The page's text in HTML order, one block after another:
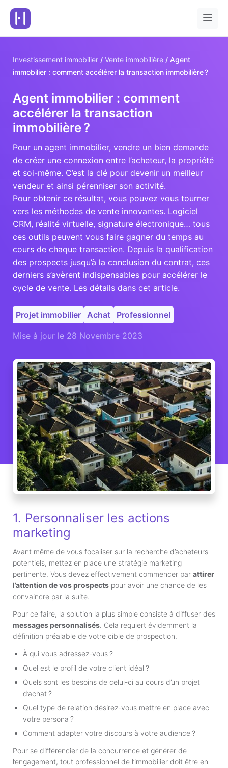
Investissement immobilier Vente immobilière
Agent
immobilier : comment accélérer la transaction immobilière ?
Agent immobilier : comment
accélérer la transaction
immobilière ?
Pour un agent immobilier, vendre un bien demande
de créer une connexion entre l’acheteur, la propriété
et soi-même. C’est la clé pour devenir un meilleur
vendeur et ainsi pérenniser son activité.
Pour obtenir ce résultat, vous pouvez vous tourner
vers les méthodes de vente innovantes. Logiciel
CRM, réalité virtuelle, signature électronique… tous
ces outils peuvent vous faire gagner du temps au
cours de chaque transaction. Depuis la qualification
des prospects jusqu’à la conclusion du contrat, ces
derniers s’avèrent indispensables pour accélérer le
cycle de vente. Les détails dans cet article.
Projet immobilier Achat Professionnel
Mise à jour le 28 Novembre 2023
1. Personnaliser les actions
marketing
Avant même de vous focaliser sur la recherche d’acheteurs
potentiels, mettez en place une stratégie marketing
pertinente. Vous devez effectivement commencer par attirer
l’attention de vos prospects pour avoir une chance de les
convaincre par la suite.
Pour ce faire, la solution la plus simple consiste à diffuser des
messages personnalisés. Cela requiert évidemment la
définition préalable de votre cible de prospection.
À qui vous adressez-vous ?
Quel est le profil de votre client idéal ?
Quels sont les besoins de celui-ci au cours d’un projet
d’achat ?
Quel type de relation désirez-vous mettre en place avec
votre persona ?
Comment adapter votre discours à votre audience ?
Pour se différencier de la concurrence et générer de
l’engagement, tout professionnel de l’immobilier doit être en